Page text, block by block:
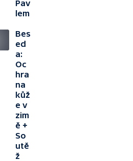
Pav
lem
Bes
ed
a:
Oc
hra
na
kůž
e v
zim
ě +
So
utě
ž